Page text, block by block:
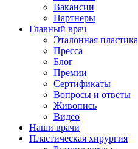
Вакансии
Партнеры
Главный врач
Эталонная пластика
Пресса
Блог
Премии
Сертификаты
Вопросы и ответы
Живопись
Видео
Наши врачи
Пластическая хирургия